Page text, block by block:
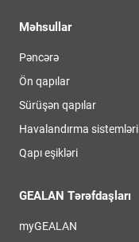
Məhsullar
Pəncərə
Ön qapılar
Sürüşən qapılar
Havalandırma sistemləri
Qapı eşikləri
GEALAN Tərəfdaşları
myGEALAN